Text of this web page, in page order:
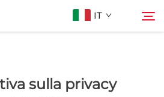
IT
Cerca
sulla privacy